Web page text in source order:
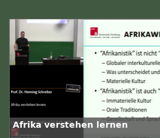
Afrika verstehen lernen